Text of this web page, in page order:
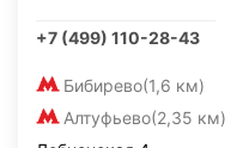
+7 (499) 110-28-43
Бибирево(1,6 км)
Алтуфьево(2,35 км)